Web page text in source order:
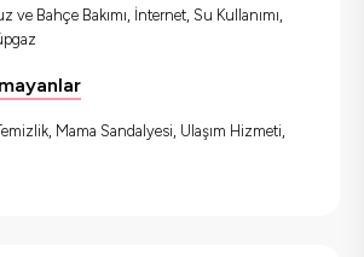
ve Bahçe Bakımı, İnternet, Su Kullanımı,
Mama Sandalyesi, Ulaşım Hizmeti,